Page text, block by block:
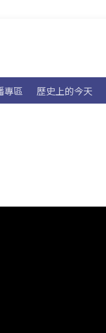
專區 歷史上的今天